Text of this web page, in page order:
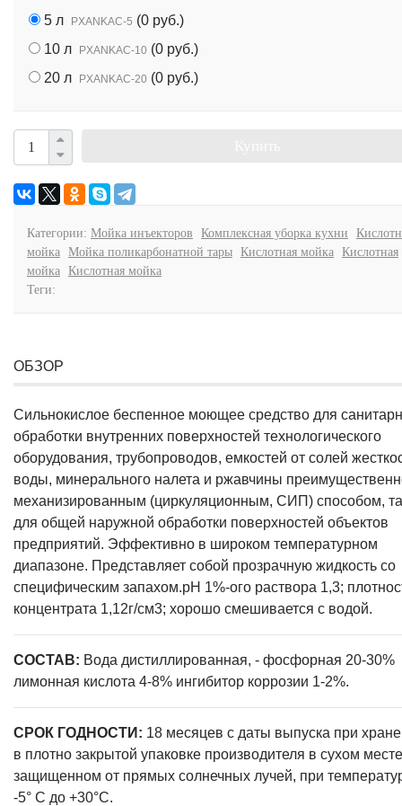
5 л PXANKAC-5 (0 руб.)
10 л
PXANKAC-10 (0 руб.)
20 л
PXANKAC-20 (0 руб.)
Категории: Мойка инъекторов Комплексная уборка кухни
мойка Мойка поликарбонатной тары Кислотная мойка Кислотная
мойка Кислотная мойка
Теги:
ОБЗОР
Сильнокислое беспенное моющее средство для
обработки внутренних поверхностей технологического
оборудования, трубопроводов, емкостей от солей
воды, минерального налета и ржавчины
механизированным (циркуляционным, СИП) способом,
для общей наружной обработки поверхностей объектов
предприятий. Эффективно в широком температурном
диапазоне. Представляет собой прозрачную жидкость со
специфическим запахом.рН 1%-ого раствора 1,3;
концентрата 1,12г/см3; хорошо смешивается с водой.
СОСТАВ: Вода дистиллированная, - фосфорная 20-30%
лимонная кислота 4-8% ингибитор коррозии 1-2%.
СРОК ГОДНОСТИ: 18 месяцев с даты выпуска при
в плотно закрытой упаковке производителя в сухом
защищенном от прямых солнечных лучей, при
-5° С до +30°С.